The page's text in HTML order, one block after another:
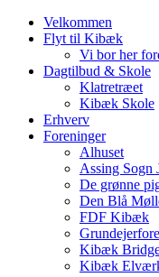
Velkommen
Flyt til Kibæk
Vi bor her
Dagtilbud & Skole
Klatretræet
Kibæk Skole
Erhverv
Foreninger
Alhuset
Assing Sogn
De grønne
Den Blå
FDF Kibæk
Kibæk
Kibæk